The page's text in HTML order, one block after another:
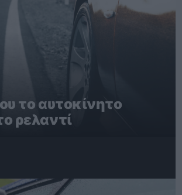
το αυτοκίνητο
ρελαντί